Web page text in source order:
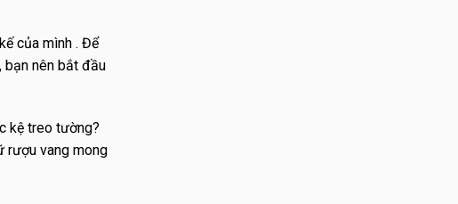
của mình . Để
bạn nên bắt đầu
kệ treo tường?
rượu vang mong